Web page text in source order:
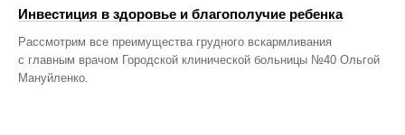
Инвестиция в здоровье и благополучие ребенка
Рассмотрим все преимущества грудного вскармливания
с главным врачом Городской клинической больницы №40 Ольгой
Мануйленко.